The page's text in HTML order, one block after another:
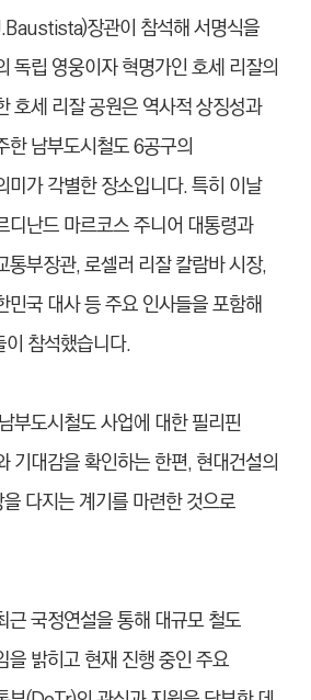
장관이 참석해 서명식을
독립 영웅이자 혁명가인 호세 리잘의
호세 리잘 공원은 역사적 상징성과
한 남부도시철도 6공구의
미가 각별한 장소입니다.특히 이날
디난드 마르코스 주니어 대통령과
통부장관, 로셀러 리잘 칼람바 시장,
민국 대사 등 주요 인사들을 포함해
참석했습니다.
부도시철도 사업에 대한 필리핀
기대감을 확인하는 한편, 현대건설의
다지는 계기를 마련한 것으로
근 국정연설을 통해 대규모 철도
을 밝히고 현재 진행 중인 주요